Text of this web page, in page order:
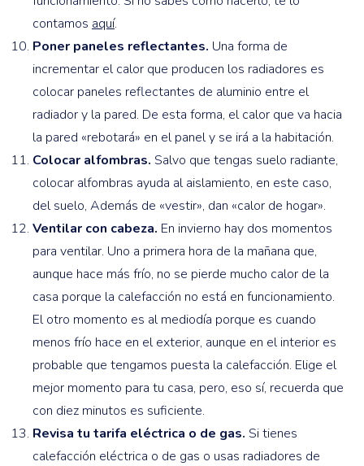
contamos aquí.
Poner paneles reflectantes. Una forma de
incrementar el calor que producen los radiadores es
colocar paneles reflectantes de aluminio entre el
radiador y la pared. De esta forma, el calor que va hacia
la pared «rebotará» en el panel y se irá a la habitación.
Colocar alfombras. Salvo que tengas suelo radiante,
colocar alfombras ayuda al aislamiento, en este caso,
del suelo, Además de «vestir», dan «calor de hogar».
Ventilar con cabeza. En invierno hay dos momentos
para ventilar. Uno a primera hora de la mañana que,
aunque hace más frío, no se pierde mucho calor de la
casa porque la calefacción no está en funcionamiento.
El otro momento es al mediodía porque es cuando
menos frío hace en el exterior, aunque en el interior es
probable que tengamos puesta la calefacción. Elige el
mejor momento para tu casa, pero, eso sí, recuerda que
con diez minutos es suficiente.
Revisa tu tarifa eléctrica o de gas. Si tienes
calefacción eléctrica o de gas o usas radiadores de